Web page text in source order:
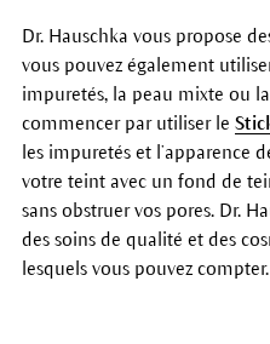
Dr. Hauschka vous propose
vous pouvez également
impuretés, la peau mixte ou
commencer par utiliser le
les impuretés et l’apparence
votre teint avec un fond de
sans obstruer vos pores. Dr.
des soins de qualité et des
lesquels vous pouvez compter.